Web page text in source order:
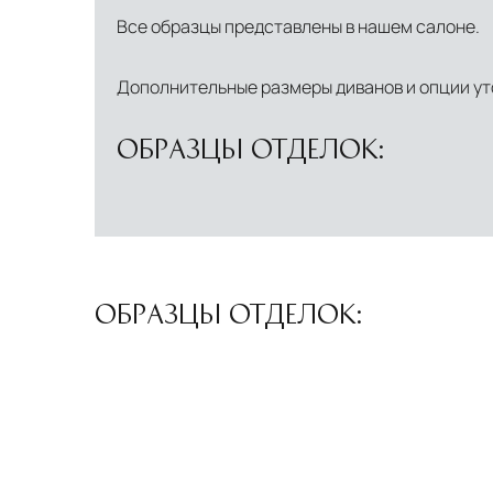
Все образцы представлены в нашем салоне.
Дополнительные размеры диванов и опции
ОБРАЗЦЫ ОТДЕЛОК:
ОБРАЗЦЫ ОТДЕЛОК: